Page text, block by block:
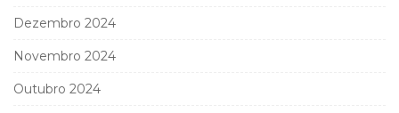
Dezembro 2024
Novembro 2024
Outubro 2024